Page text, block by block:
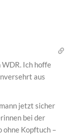
Ich hoffe
aus
jetzt sicher
bei der
ohne Kopftuch –